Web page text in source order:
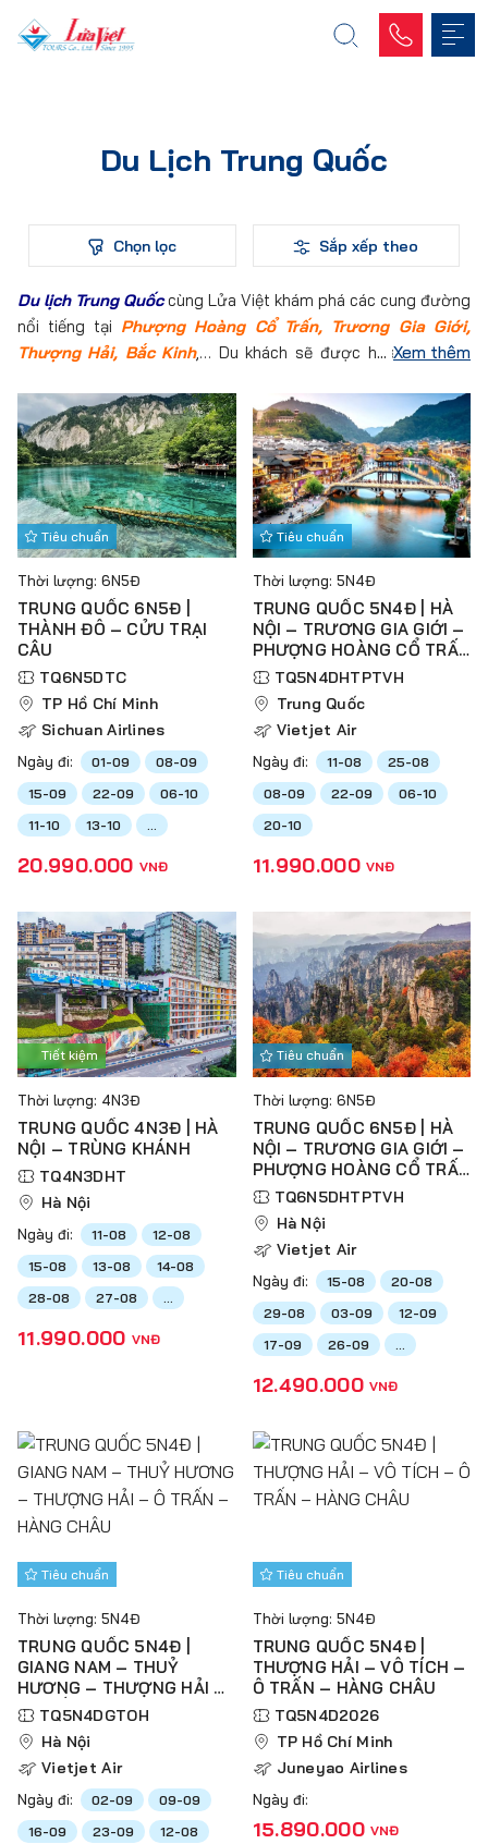
Du Lịch Trung Quốc
Chọn lọc Sắp xếp theo
Du lịch Trung Quốccùng Lửa Việt khám phá các cung đường
nổi tiếng tại Phượng Hoàng Cổ Trấn, Trương Gia Giới,
Thượng Hải, Bắc Kinh,… Du khách sẽ được hòa mình vào
đài và tòa thành cổ. Tham khảo lịch trình tour sau đây và
đăng ký tour để trải nghiệm vùng đất mới ngay hôm nay thôi.
Xem thêm
Tiêu chuẩn
Thời lượng: 6N5Đ
TRUNG QUỐC 6N5Đ |
THÀNH ĐÔ – CỬU TRẠI
CÂU
TQ6N5DTC
TP Hồ Chí Minh
Sichuan Airlines
Ngày đi: 01-09
08-09
15-09
22-09
06-10
11-10
13-10 ...
20.990.000 VNĐ
Tiêu chuẩn
Thời lượng: 5N4Đ
TRUNG QUỐC 5N4Đ | HÀ
NỘI – TRƯƠNG GIA GIỚI –
PHƯỢNG HOÀNG CỔ TRẤN
– THIÊN TỬ SƠN – VŨ
LĂNG NGUYÊN – HỒ BẢO
PHONG
TQ5N4DHTPTVH
Trung Quốc
Vietjet Air
Ngày đi: 11-08
25-08
08-09
22-09
06-10
20-10
11.990.000 VNĐ
Tiết kiệm
Thời lượng: 4N3Đ
TRUNG QUỐC 4N3Đ | HÀ
NỘI – TRÙNG KHÁNH
TQ4N3DHT
Hà Nội
Ngày đi: 11-08
12-08
15-08
13-08
14-08
28-08
27-08
11.990.000 VNĐ
Tiêu chuẩn
Thời lượng: 6N5Đ
TRUNG QUỐC 6N5Đ | HÀ
NỘI – TRƯƠNG GIA GIỚI –
PHƯỢNG HOÀNG CỔ TRẤN
– THIÊN TỬ SƠN – VŨ
LĂNG NGUYÊN – HỒ BẢO
PHONG
TQ6N5DHTPTVH
Hà Nội
Vietjet Air
Ngày đi: 15-08
20-08
29-08
03-09
12-09
17-09
26-09
12.490.000 VNĐ
Tiêu chuẩn
Thời lượng: 5N4Đ
TRUNG QUỐC 5N4Đ |
GIANG NAM – THUỶ
HƯƠNG – THƯỢNG HẢI –
Ô TRẤN – HÀNG CHÂU
TQ5N4DGTOH
Hà Nội
Vietjet Air
Ngày đi: 02-09
09-09
16-09
23-09
12-08
Tiêu chuẩn
Thời lượng: 5N4Đ
TRUNG QUỐC 5N4Đ |
THƯỢNG HẢI – VÔ TÍCH –
Ô TRẤN – HÀNG CHÂU
TQ5N4D2026
TP Hồ Chí Minh
Juneyao Airlines
Ngày đi:
15.890.000 VNĐ